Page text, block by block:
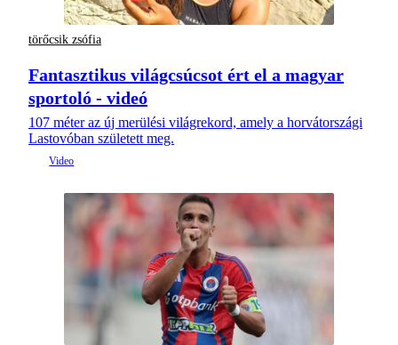
törőcsik zsófia
Fantasztikus világcsúcsot ért el a magyar
sportoló - videó
107 méter az új merülési világrekord, amely a horvátországi
Lastovóban született meg.